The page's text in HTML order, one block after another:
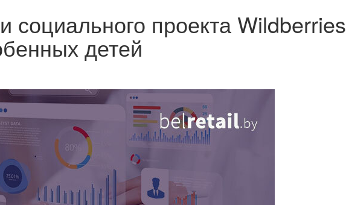
социального проекта Wildberries
детей